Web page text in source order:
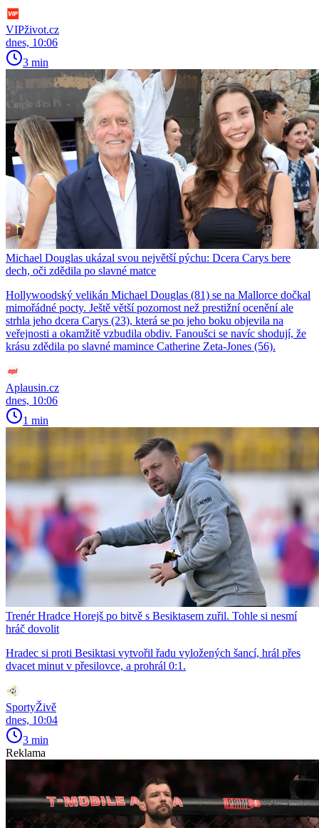
VIPživot.cz
dnes, 10:06
3 min
Michael Douglas ukázal svou největší pýchu: Dcera Carys bere
dech, oči zdědila po slavné matce
Hollywoodský velikán Michael Douglas (81) se na Mallorce dočkal
mimořádné pocty. Ještě větší pozornost než prestižní ocenění ale
strhla jeho dcera Carys (23), která se po jeho boku objevila na
veřejnosti a okamžitě vzbudila obdiv. Fanoušci se navíc shodují, že
krásu zdědila po slavné mamince Catherine Zeta-Jones (56).
Aplausin.cz
dnes, 10:06
1 min
Trenér Hradce Horejš po bitvě s Besiktasem zuřil. Tohle si nesmí
hráč dovolit
Hradec si proti Besiktasi vytvořil řadu vyložených šancí, hrál přes
dvacet minut v přesilovce, a prohrál 0:1.
SportyŽivě
dnes, 10:04
3 min
Reklama